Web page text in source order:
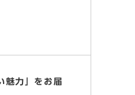
い魅力」をお届